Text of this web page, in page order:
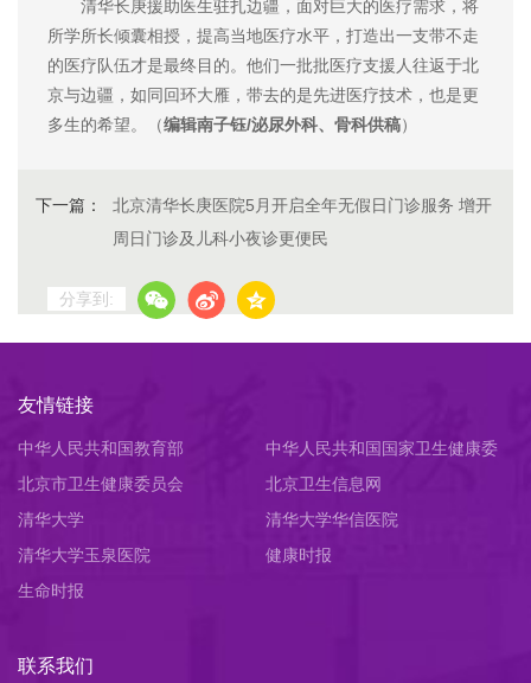
清华长庚援助医生驻扎边疆，面对巨大的医疗需求，将
所学所长倾囊相授，提高当地医疗水平，打造出一支带不走
的医疗队伍才是最终目的。他们一批批医疗支援人往返于北
京与边疆，如同回环大雁，带去的是先进医疗技术，也是更
多生的希望。（编辑南子钰/泌尿外科、骨科供稿）
下一篇：
北京清华长庚医院5月开启全年无假日门诊服务 增开
周日门诊及儿科小夜诊更便民
分享到:
友情链接
中华人民共和国教育部
中华人民共和国国家卫生健康委
员会
北京市卫生健康委员会
北京卫生信息网
清华大学
清华大学华信医院
清华大学玉泉医院
健康时报
生命时报
联系我们